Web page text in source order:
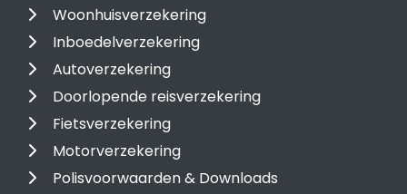
Woonhuisverzekering
Inboedelverzekering
Autoverzekering
Doorlopende reisverzekering
Fietsverzekering
Motorverzekering
Polisvoorwaarden & Downloads